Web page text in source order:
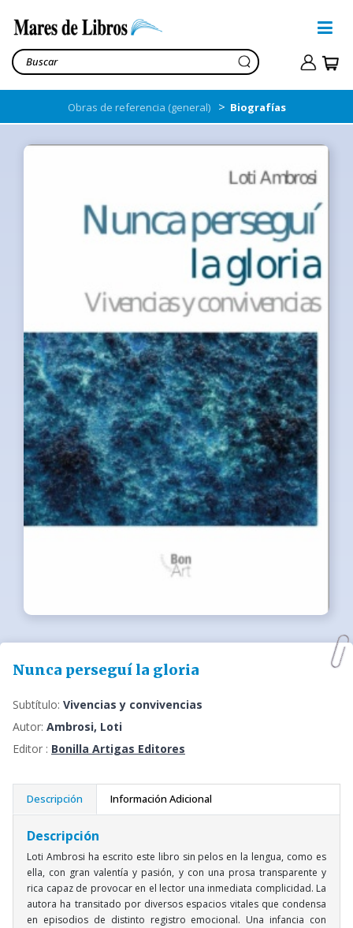
Obras de referencia (general) > Biografías
Nunca perseguí la gloria
Subtítulo: Vivencias y convivencias
Autor: Ambrosi, Loti
Editor : Bonilla Artigas Editores
Descripción Información Adicional
Descripción
Loti Ambrosi ha escrito este libro sin pelos en la lengua, como es
ella, con gran valentía y pasión, y con una prosa transparente y
rica capaz de provocar en el lector una inmediata complicidad. La
autora ha transitado por diversos espacios vitales que condensa
en episodios de distinto registro emocional. Una infancia con